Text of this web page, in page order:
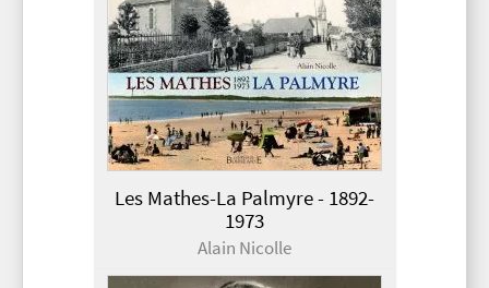
Les Mathes-La Palmyre - 1892-
1973
Alain Nicolle